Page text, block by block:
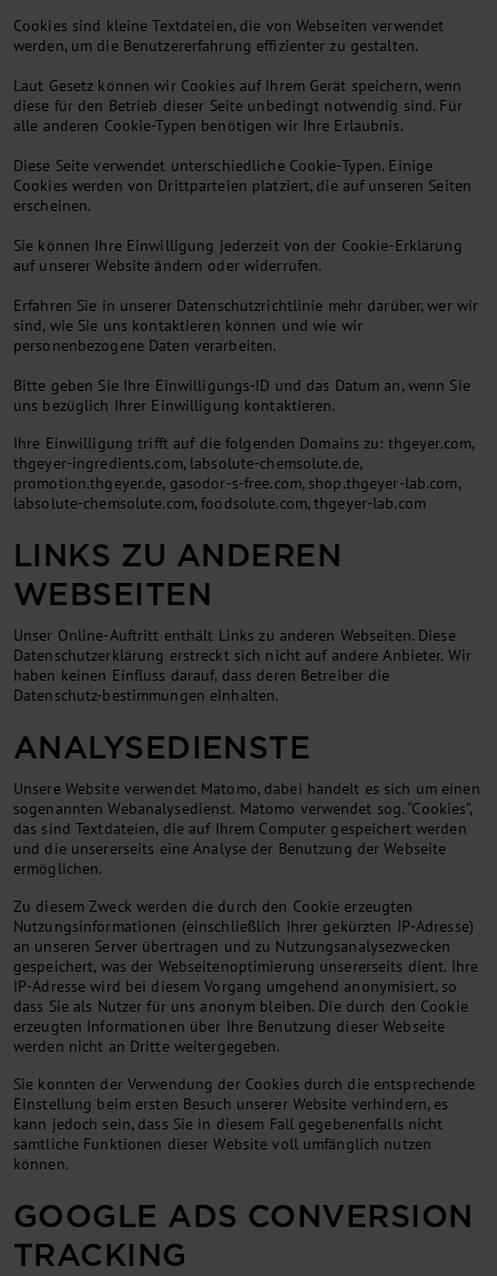
Cookies sind kleine Textdateien, die von Webseiten verwendet
werden, um die Benutzererfahrung effizienter zu gestalten.
Laut Gesetz können wir Cookies auf Ihrem Gerät speichern, wenn
diese für den Betrieb dieser Seite unbedingt notwendig sind. Für
alle anderen Cookie-Typen benötigen wir Ihre Erlaubnis.
Diese Seite verwendet unterschiedliche Cookie-Typen. Einige
Cookies werden von Drittparteien platziert, die auf unseren Seiten
erscheinen.
Sie können Ihre Einwilligung jederzeit von der Cookie-Erklärung
auf unserer Website ändern oder widerrufen.
Erfahren Sie in unserer Datenschutzrichtlinie mehr darüber, wer wir
sind, wie Sie uns kontaktieren können und wie wir
personenbezogene Daten verarbeiten.
Bitte geben Sie Ihre Einwilligungs-ID und das Datum an, wenn Sie
uns bezüglich Ihrer Einwilligung kontaktieren.
Ihre Einwilligung trifft auf die folgenden Domains zu: thgeyer.com,
thgeyer-ingredients.com, labsolute-chemsolute.de,
promotion.thgeyer.de, gasodor-s-free.com, shop.thgeyer-lab.com,
labsolute-chemsolute.com, foodsolute.com, thgeyer-lab.com
LINKS ZU ANDEREN
WEBSEITEN
Unser Online-Auftritt enthält Links zu anderen Webseiten. Diese
Datenschutzerklärung erstreckt sich nicht auf andere Anbieter. Wir
haben keinen Einfluss darauf, dass deren Betreiber die
Datenschutz-bestimmungen einhalten.
ANALYSEDIENSTE
Unsere Website verwendet Matomo, dabei handelt es sich um einen
sogenannten Webanalysedienst. Matomo verwendet sog. “Cookies”,
das sind Textdateien, die auf Ihrem Computer gespeichert werden
und die unsererseits eine Analyse der Benutzung der Webseite
ermöglichen.
Zu diesem Zweck werden die durch den Cookie erzeugten
Nutzungsinformationen (einschließlich Ihrer gekürzten IP-Adresse)
an unseren Server übertragen und zu Nutzungsanalysezwecken
gespeichert, was der Webseitenoptimierung unsererseits dient. Ihre
IP-Adresse wird bei diesem Vorgang umgehend anonymisiert, so
dass Sie als Nutzer für uns anonym bleiben. Die durch den Cookie
erzeugten Informationen über Ihre Benutzung dieser Webseite
werden nicht an Dritte weitergegeben.
Sie konnten der Verwendung der Cookies durch die entsprechende
Einstellung beim ersten Besuch unserer Website verhindern, es
kann jedoch sein, dass Sie in diesem Fall gegebenenfalls nicht
sämtliche Funktionen dieser Website voll umfänglich nutzen
können.
GOOGLE ADS CONVERSION
TRACKING